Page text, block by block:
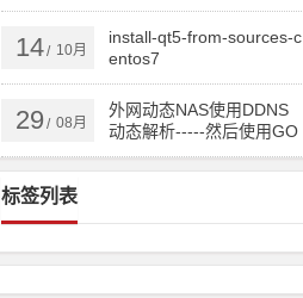
14/ 10月
install-qt5-from-sources-c
entos7
29/ 08月
外网动态NAS使用DDNS
动态解析-----然后使用GO
DADDY跟踪IP实现顶级域
名或者二级域名直接实时
标签列表